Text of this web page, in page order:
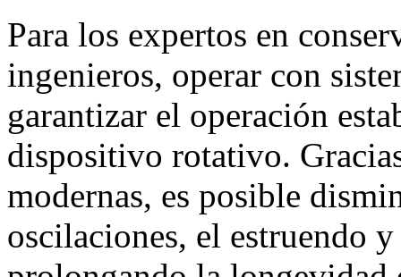
Para los expertos en
ingenieros, operar con
garantizar el operación
dispositivo rotativo.
modernas, es posible
oscilaciones, el estruendo